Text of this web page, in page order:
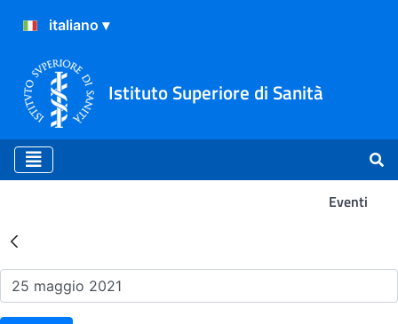
Istituto Superiore di Sanità
Eventi
Risultati della Ricerca -